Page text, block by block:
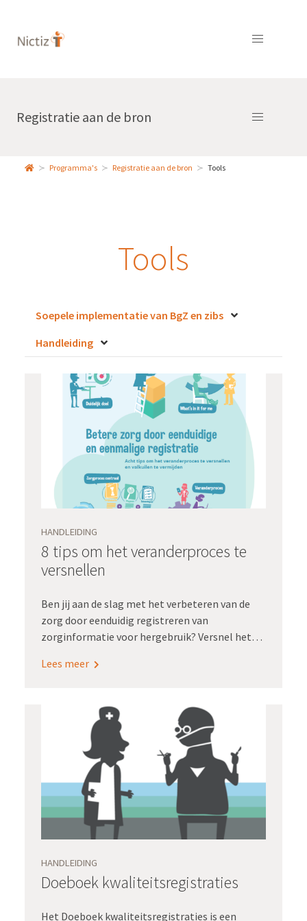
Registratie aan de bron
Programma's Registratie aan de bron Tools
Tools
Soepele implementatie van BgZ en zibs
Handleiding
HANDLEIDING
8 tips om het veranderproces te
versnellen
Ben jij aan de slag met het verbeteren van de
zorg door eenduidig registreren van
zorginformatie voor hergebruik? Versnel het
implementatietips! Deze tips zijn gebaseerd op
elke tip vind je links naar tools, good practices,
Verdiepingssessies, animaties enzovoort. Ook
de plaatjes in dit document zijn vrij te gebruiken
in presentaties of andere toepassingen.
Lees meer
HANDLEIDING
Doeboek kwaliteitsregistraties
Het Doeboek kwaliteitsregistraties is een